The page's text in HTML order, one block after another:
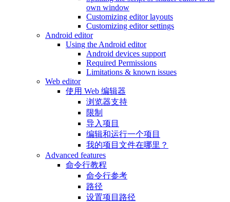
own window
Customizing editor layouts
Customizing editor settings
Android editor
Using the Android editor
Android devices support
Required Permissions
Limitations & known issues
Web editor
使用 Web 编辑器
浏览器支持
限制
导入项目
编辑和运行一个项目
我的项目文件在哪里？
Advanced features
命令行教程
命令行参考
路径
设置项目路径